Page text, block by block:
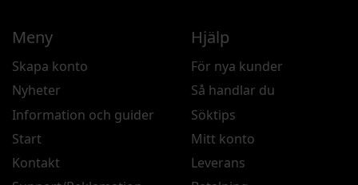
Meny
Skapa konto
Nyheter
Information och guider
Start
Kontakt
Hjälp
För nya kunder
Så handlar du
Söktips
Mitt konto
Leverans